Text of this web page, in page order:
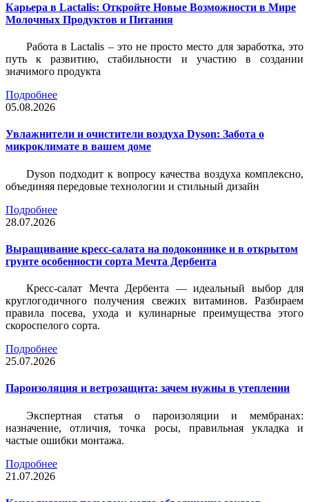
Карьера в Lactalis: Откройте Новые Возможности в Мире
Молочных Продуктов и Питания
Работа в Lactalis – это не просто место для заработка, это
путь к развитию, стабильности и участию в создании
значимого продукта
Подробнее
05.08.2026
Увлажнители и очистители воздуха Dyson: Забота о
микроклимате в вашем доме
Dyson подходит к вопросу качества воздуха комплексно,
объединяя передовые технологии и стильный дизайн
Подробнее
28.07.2026
Выращивание кресс-салата на подоконнике и в открытом
грунте особенности сорта Мечта Дербента
Кресс-салат Мечта Дербента — идеальный выбор для
круглогодичного получения свежих витаминов. Разбираем
правила посева, ухода и кулинарные преимущества этого
скороспелого сорта.
Подробнее
25.07.2026
Пароизоляция и ветрозащита: зачем нужны в утеплении
Экспертная статья о пароизоляции и мембранах:
назначение, отличия, точка росы, правильная укладка и
частые ошибки монтажа.
Подробнее
21.07.2026